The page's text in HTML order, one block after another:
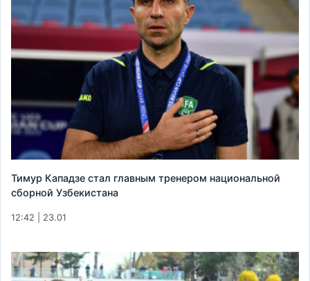
Тимур Кападзе стал главным тренером национальной
сборной Узбекистана
12:42 | 23.01